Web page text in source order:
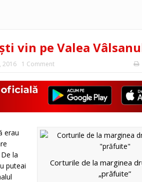
vin pe Valea
2016 1 Comment
Corturile de la marginea
„prăfuite”
erau
la
puteai